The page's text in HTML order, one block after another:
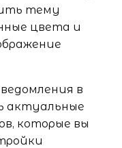
тему
цвета и
в
актуальные
которые вы